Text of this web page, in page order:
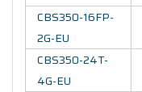
CBS350-16FP-
2G-EU
CBS350-24T-
4G-EU